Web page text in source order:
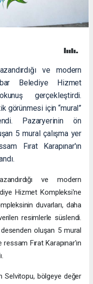
ve modern
Belediye Hizmet
gerçekleştirdi.
görünmesi için “mural”
Pazaryerinin ön
5 mural çalışma yer
Fırat Karapınar'ın
ve modern
Hizmet Kompleksi'ne
duvarları, daha
resimlerle süslendi.
oluşan 5 mural
Fırat Karapınar'ın
Selvitopu, bölgeye değer